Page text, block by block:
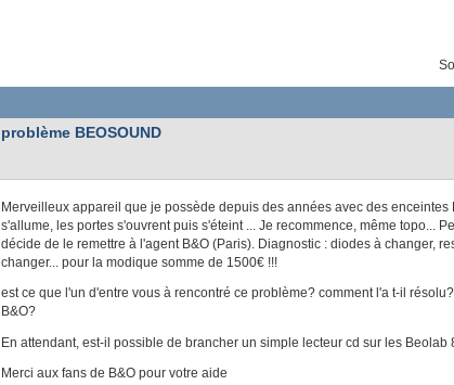
problème BEOSOUND
Merveilleux appareil que je possède depuis des années avec des enceintes
s'allume, les portes s'ouvrent puis s'éteint ... Je recommence, même topo...
décide de le remettre à l'agent B&O (Paris). Diagnostic : diodes à changer,
changer... pour la modique somme de 1500€ !!!
est ce que l'un d'entre vous à rencontré ce problème? comment l'a t-il
B&O?
En attendant, est-il possible de brancher un simple lecteur cd sur les Beolab
Merci aux fans de B&O pour votre aide